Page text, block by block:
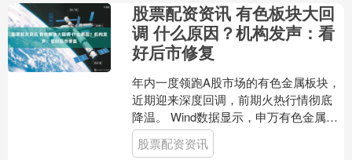
股票配资资讯 有色板块大回
调 什么原因？机构发声：看
好后市修复
年内一度领跑A股市场的有色金属板块，
近期迎来深度回调，前期火热行情彻底
降温。 Wind数据显示，申万有色金属指
数自年内高点回撤幅度已超20%，板块年
内收益大幅缩....
股票配资资讯